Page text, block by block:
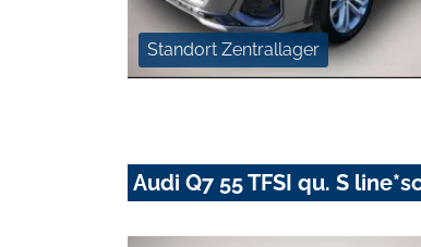
Standort Zentrallager
Audi Q7 55 TFSI qu. S